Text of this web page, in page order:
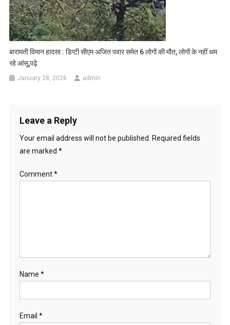
बारामती विमान हादसा : डिप्टी सीएम अजित पवार समेत 6 लोगों की मौत, लोगों के नहीं थम
रहे आंसू,पढ़े
January 28, 2026 admin
Leave a Reply
Your email address will not be published. Required fields
are marked *
Comment*
Name *
Email *